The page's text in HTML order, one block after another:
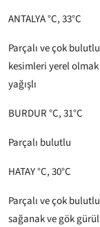
ANTALYA °C, 33°C
Parçalı ve çok
kesimleri yerel
yağışlı
BURDUR °C, 31°C
Parçalı bulutlu
HATAY °C, 30°C
Parçalı ve çok
sağanak ve gök